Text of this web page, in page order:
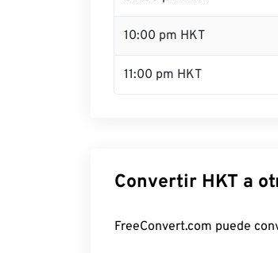
10:00 pm HKT
11:00 pm HKT
Convertir HKT a
FreeConvert.com puede